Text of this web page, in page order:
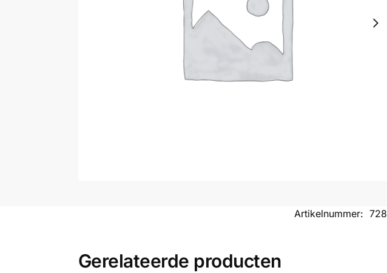
Artikelnummer: 728
Gerelateerde producten